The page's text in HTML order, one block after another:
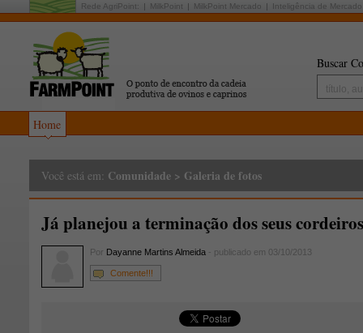
Rede AgriPoint: MilkPoint MilkPoint Mercado Inteligência de Mercado
Buscar
Home
Você está em: Comunidade > Galeria de fotos
Já planejou a terminação dos seus
Por Dayanne Martins Almeida - publicado em 03/10/2013
Comente!!!